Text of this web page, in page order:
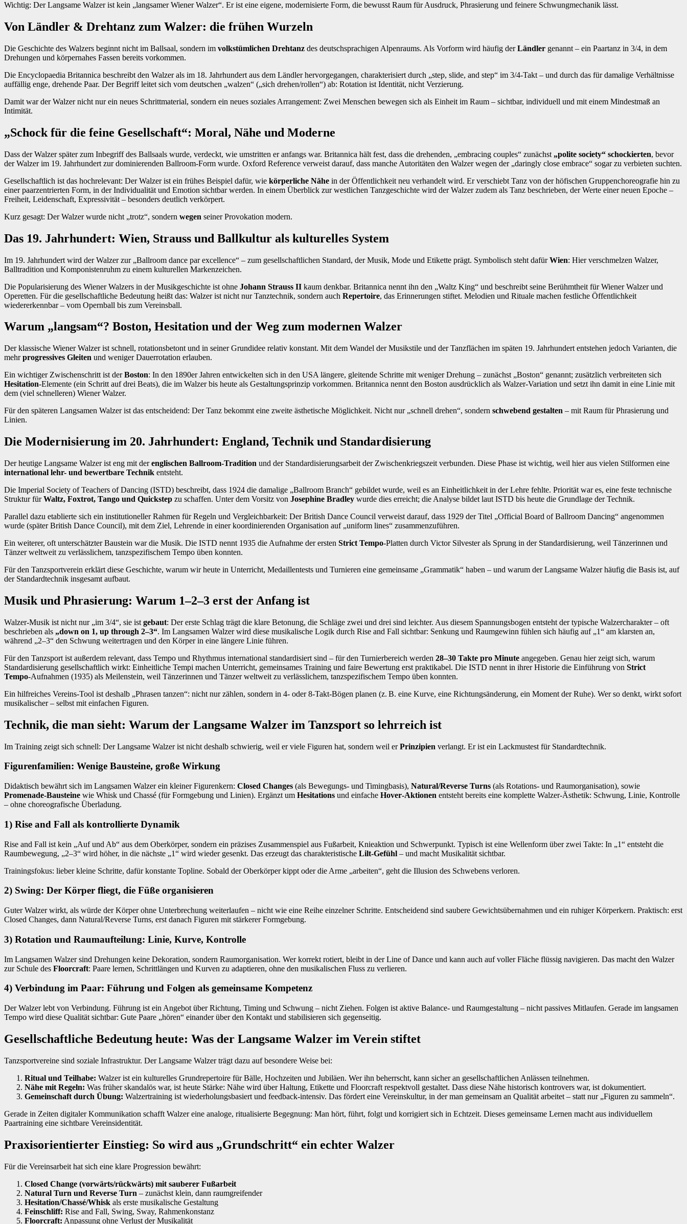
Wichtig: Der Langsame Walzer ist kein „langsamer Wiener Walzer“. Er ist eine eigene, modernisierte Form, die bewusst Raum für Ausdruck, Phrasierung und feinere Schwungmechanik lässt.
Von Ländler & Drehtanz zum Walzer: die frühen Wurzeln
Die Geschichte des Walzers beginnt nicht im Ballsaal, sondern im volkstümlichen Drehtanz des deutschsprachigen Alpenraums. Als Vorform wird häufig derLändler genannt – ein Paartanz in 3/4, in dem
Drehungen und körpernahes Fassen bereits vorkommen.
Die Encyclopaedia Britannica beschreibt den Walzer als im 18. Jahrhundert aus dem Ländler hervorgegangen, charakterisiert durch „step, slide, and step“ im 3/4‑Takt – und durch das für damalige Verhältnisse
auffällig enge, drehende Paar. Der Begriff leitet sich vom deutschen „walzen“ („sich drehen/rollen“) ab: Rotation ist Identität, nicht Verzierung.
Damit war der Walzer nicht nur ein neues Schrittmaterial, sondern ein neues soziales Arrangement: Zwei Menschen bewegen sich als Einheit im Raum – sichtbar, individuell und mit einem Mindestmaß an
Intimität.
„Schock für die feine Gesellschaft“: Moral, Nähe und Moderne
Dass der Walzer später zum Inbegriff des Ballsaals wurde, verdeckt, wie umstritten er anfangs war. Britannica hält fest, dass die drehenden, „embracing couples“ zunächst „polite society“ schockierten, bevor
der Walzer im 19. Jahrhundert zur dominierenden Ballroom‑Form wurde. Oxford Reference verweist darauf, dass manche Autoritäten den Walzer wegen der „daringly close embrace“ sogar zu verbieten suchten.
Gesellschaftlich ist das hochrelevant: Der Walzer ist ein frühes Beispiel dafür, wie körperliche Nähe in der Öffentlichkeit neu verhandelt wird. Er verschiebt Tanz von der höfischen Gruppenchoreografie hin zu
einer paarzentrierten Form, in der Individualität und Emotion sichtbar werden. In einem Überblick zur westlichen Tanzgeschichte wird der Walzer zudem als Tanz beschrieben, der Werte einer neuen Epoche –
Freiheit, Leidenschaft, Expressivität – besonders deutlich verkörpert.
Kurz gesagt: Der Walzer wurde nicht „trotz“, sondern wegen seiner Provokation modern.
Das 19. Jahrhundert: Wien, Strauss und Ballkultur als kulturelles System
Im 19. Jahrhundert wird der Walzer zur „Ballroom dance par excellence“ – zum gesellschaftlichen Standard, der Musik, Mode und Etikette prägt. Symbolisch steht dafürWien: Hier verschmelzen Walzer,
Balltradition und Komponistenruhm zu einem kulturellen Markenzeichen.
Die Popularisierung des Wiener Walzers in der Musikgeschichte ist ohne Johann Strauss II kaum denkbar. Britannica nennt ihn den „Waltz King“ und beschreibt seine Berühmtheit für Wiener Walzer und
Operetten. Für die gesellschaftliche Bedeutung heißt das: Walzer ist nicht nur Tanztechnik, sondern auch Repertoire, das Erinnerungen stiftet. Melodien und Rituale machen festliche Öffentlichkeit
wiedererkennbar – vom Opernball bis zum Vereinsball.
Warum „langsam“? Boston, Hesitation und der Weg zum modernen Walzer
Der klassische Wiener Walzer ist schnell, rotationsbetont und in seiner Grundidee relativ konstant. Mit dem Wandel der Musikstile und der Tanzflächen im späten 19. Jahrhundert entstehen jedoch Varianten, die
mehrprogressives Gleiten und weniger Dauerrotation erlauben.
Ein wichtiger Zwischenschritt ist derBoston: In den 1890er Jahren entwickelten sich in den USA längere, gleitende Schritte mit weniger Drehung – zunächst „Boston“ genannt; zusätzlich verbreiteten sich
Hesitation‑Elemente (ein Schritt auf drei Beats), die im Walzer bis heute als Gestaltungsprinzip vorkommen. Britannica nennt den Boston ausdrücklich als Walzer‑Variation und setzt ihn damit in eine Linie mit
dem (viel schnelleren) Wiener Walzer.
Für den späteren Langsamen Walzer ist das entscheidend: Der Tanz bekommt eine zweite ästhetische Möglichkeit. Nicht nur „schnell drehen“, sondern schwebend gestalten – mit Raum für Phrasierung und
Linien.
Die Modernisierung im 20. Jahrhundert: England, Technik und Standardisierung
Der heutige Langsame Walzer ist eng mit derenglischen Ballroom‑Tradition und der Standardisierungsarbeit der Zwischenkriegszeit verbunden. Diese Phase ist wichtig, weil hier aus vielen Stilformen eine
international lehr- und bewertbare Technik entsteht.
Die Imperial Society of Teachers of Dancing (ISTD) beschreibt, dass 1924 die damalige „Ballroom Branch“ gebildet wurde, weil es an Einheitlichkeit in der Lehre fehlte. Priorität war es, eine feste technische
Struktur fürWaltz, Foxtrot, Tango und Quickstep zu schaffen. Unter dem Vorsitz von Josephine Bradley wurde dies erreicht; die Analyse bildet laut ISTD bis heute die Grundlage der Technik.
Parallel dazu etablierte sich ein institutioneller Rahmen für Regeln und Vergleichbarkeit: Der British Dance Council verweist darauf, dass 1929 der Titel „Official Board of Ballroom Dancing“ angenommen
wurde (später British Dance Council), mit dem Ziel, Lehrende in einer koordinierenden Organisation auf „uniform lines“ zusammenzuführen.
Ein weiterer, oft unterschätzter Baustein war die Musik. Die ISTD nennt 1935 die Aufnahme der ersten Strict Tempo‑Platten durch Victor Silvester als Sprung in der Standardisierung, weil Tänzerinnen und
Tänzer weltweit zu verlässlichem, tanzspezifischem Tempo üben konnten.
Für den Tanzsportverein erklärt diese Geschichte, warum wir heute in Unterricht, Medaillentests und Turnieren eine gemeinsame „Grammatik“ haben – und warum der Langsame Walzer häufig die Basis ist, auf
der Standardtechnik insgesamt aufbaut.
Musik und Phrasierung: Warum 1–2–3 erst der Anfang ist
Walzer-Musik ist nicht nur „im 3/4“, sie ist gebaut: Der erste Schlag trägt die klare Betonung, die Schläge zwei und drei sind leichter. Aus diesem Spannungsbogen entsteht der typische Walzercharakter – oft
beschrieben als „down on 1, up through 2–3“. Im Langsamen Walzer wird diese musikalische Logik durch Rise and Fall sichtbar: Senkung und Raumgewinn fühlen sich häufig auf „1“ am klarsten an,
während „2–3“ den Schwung weitertragen und den Körper in eine längere Linie führen.
Für den Tanzsport ist außerdem relevant, dass Tempo und Rhythmus international standardisiert sind – für den Turnierbereich werden 28–30 Takte pro Minute angegeben. Genau hier zeigt sich, warum
Standardisierung gesellschaftlich wirkt: Einheitliche Tempi machen Unterricht, gemeinsames Training und faire Bewertung erst praktikabel. Die ISTD nennt in ihrer Historie die Einführung von Strict
Tempo‑Aufnahmen (1935) als Meilenstein, weil Tänzerinnen und Tänzer weltweit zu verlässlichem, tanzspezifischem Tempo üben konnten.
Ein hilfreiches Vereins-Tool ist deshalb „Phrasen tanzen“: nicht nur zählen, sondern in 4‑ oder 8‑Takt‑Bögen planen (z. B. eine Kurve, eine Richtungsänderung, ein Moment der Ruhe). Wer so denkt, wirkt sofort
musikalischer – selbst mit einfachen Figuren.
Technik, die man sieht: Warum der Langsame Walzer im Tanzsport so lehrreich ist
Im Training zeigt sich schnell: Der Langsame Walzer ist nicht deshalb schwierig, weil er viele Figuren hat, sondern weil erPrinzipien verlangt. Er ist ein Lackmustest für Standardtechnik.
Figurenfamilien: Wenige Bausteine, große Wirkung
Didaktisch bewährt sich im Langsamen Walzer ein kleiner Figurenkern: Closed Changes (als Bewegungs- und Timingbasis), Natural/Reverse Turns (als Rotations- und Raumorganisation), sowie
Promenade-Bausteine wie Whisk und Chassé (für Formgebung und Linien). Ergänzt um Hesitations und einfache Hover‑Aktionen entsteht bereits eine komplette Walzer-Ästhetik: Schwung, Linie, Kontrolle
– ohne choreografische Überladung.
1) Rise and Fall als kontrollierte Dynamik
Rise and Fall ist kein „Auf und Ab“ aus dem Oberkörper, sondern ein präzises Zusammenspiel aus Fußarbeit, Knieaktion und Schwerpunkt. Typisch ist eine Wellenform über zwei Takte: In „1“ entsteht die
Raumbewegung, „2–3“ wird höher, in die nächste „1“ wird wieder gesenkt. Das erzeugt das charakteristische Lilt‑Gefühl – und macht Musikalität sichtbar.
Trainingsfokus: lieber kleine Schritte, dafür konstante Topline. Sobald der Oberkörper kippt oder die Arme „arbeiten“, geht die Illusion des Schwebens verloren.
2) Swing: Der Körper fliegt, die Füße organisieren
Guter Walzer wirkt, als würde der Körper ohne Unterbrechung weiterlaufen – nicht wie eine Reihe einzelner Schritte. Entscheidend sind saubere Gewichtsübernahmen und ein ruhiger Körperkern. Praktisch: erst
Closed Changes, dann Natural/Reverse Turns, erst danach Figuren mit stärkerer Formgebung.
3) Rotation und Raumaufteilung: Linie, Kurve, Kontrolle
Im Langsamen Walzer sind Drehungen keine Dekoration, sondern Raumorganisation. Wer korrekt rotiert, bleibt in der Line of Dance und kann auch auf voller Fläche flüssig navigieren. Das macht den Walzer
zur Schule des Floorcraft: Paare lernen, Schrittlängen und Kurven zu adaptieren, ohne den musikalischen Fluss zu verlieren.
4) Verbindung im Paar: Führung und Folgen als gemeinsame Kompetenz
Der Walzer lebt von Verbindung. Führung ist ein Angebot über Richtung, Timing und Schwung – nicht Ziehen. Folgen ist aktive Balance‑ und Raumgestaltung – nicht passives Mitlaufen. Gerade im langsamen
Tempo wird diese Qualität sichtbar: Gute Paare „hören“ einander über den Kontakt und stabilisieren sich gegenseitig.
Gesellschaftliche Bedeutung heute: Was der Langsame Walzer im Verein stiftet
Tanzsportvereine sind soziale Infrastruktur. Der Langsame Walzer trägt dazu auf besondere Weise bei:
Ritual und Teilhabe: Walzer ist ein kulturelles Grundrepertoire für Bälle, Hochzeiten und Jubiläen. Wer ihn beherrscht, kann sicher an gesellschaftlichen Anlässen teilnehmen.
Nähe mit Regeln: Was früher skandalös war, ist heute Stärke: Nähe wird über Haltung, Etikette und Floorcraft respektvoll gestaltet. Dass diese Nähe historisch kontrovers war, ist dokumentiert.
Gemeinschaft durch Übung: Walzertraining ist wiederholungsbasiert und feedback‑intensiv. Das fördert eine Vereinskultur, in der man gemeinsam an Qualität arbeitet – statt nur „Figuren zu sammeln“.
Gerade in Zeiten digitaler Kommunikation schafft Walzer eine analoge, ritualisierte Begegnung: Man hört, führt, folgt und korrigiert sich in Echtzeit. Dieses gemeinsame Lernen macht aus individuellem
Paartraining eine sichtbare Vereinsidentität.
Praxisorientierter Einstieg: So wird aus „Grundschritt“ ein echter Walzer
Für die Vereinsarbeit hat sich eine klare Progression bewährt:
Closed Change (vorwärts/rückwärts) mit sauberer Fußarbeit
Natural Turn und Reverse Turn – zunächst klein, dann raumgreifender
Hesitation/Chassé/Whisk als erste musikalische Gestaltung
Feinschliff: Rise and Fall, Swing, Sway, Rahmenkonstanz
Floorcraft: Anpassung ohne Verlust der Musikalität